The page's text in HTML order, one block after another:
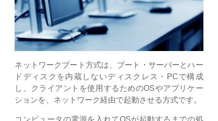
ネットワークブート方式は、ブート・サーバーとハー
ドディスクを内蔵しないディスクレス・PCで構成
し、クライアントを使用するためのOSやアプリケー
ションを、ネットワーク経由で起動させる方式です。